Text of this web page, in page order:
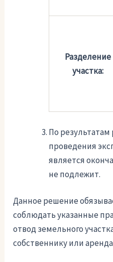
Разделение
участка:
По
проведения
является
не подлежит.
Данное решение
соблюдать указанные
отвод земельного
собственнику или